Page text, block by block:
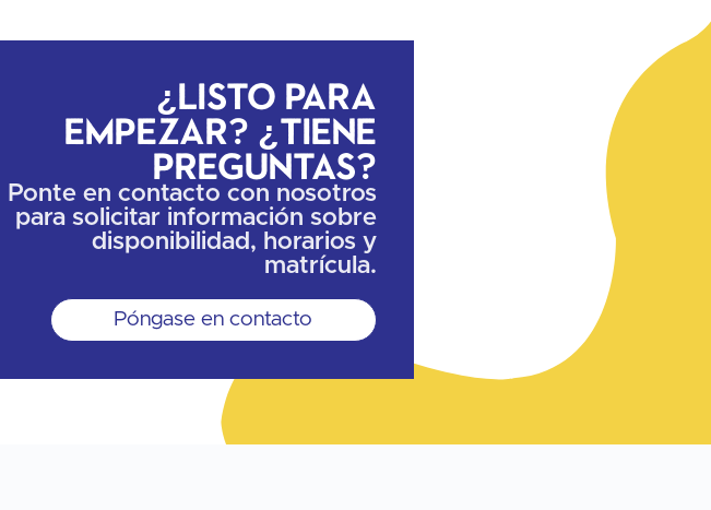
¿Listo para
empezar? ¿Tiene
preguntas?
Ponte en contacto con nosotros
para solicitar información sobre
disponibilidad, horarios y
matrícula.
Póngase en contacto